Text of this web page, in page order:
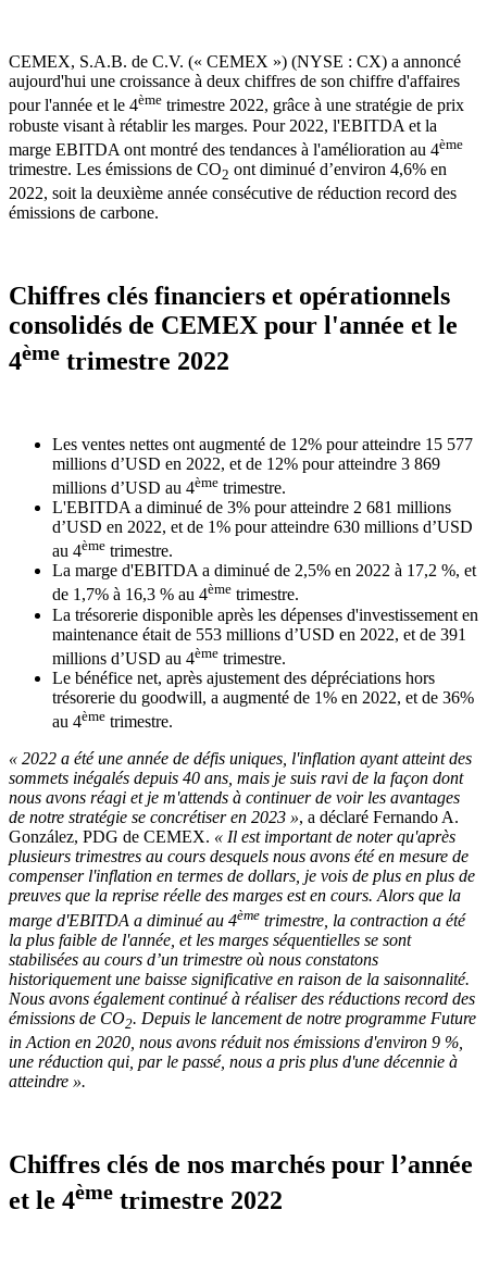
CEMEX, S.A.B. de C.V. (« CEMEX ») (NYSE : CX) a annoncé
aujourd'hui une croissance à deux chiffres de son chiffre d'affaires
pour l'année et le 4ème trimestre 2022, grâce à une stratégie de prix
robuste visant à rétablir les marges. Pour 2022, l'EBITDA et la
marge EBITDA ont montré des tendances à l'amélioration au 4ème
trimestre. Les émissions de CO2 ont diminué d’environ 4,6% en
2022, soit la deuxième année consécutive de réduction record des
émissions de carbone.
Chiffres clés financiers et opérationnels
consolidés de CEMEX pour l'année et le
4ème trimestre 2022
Les ventes nettes ont augmenté de 12% pour atteindre 15 577
millions d’USD en 2022, et de 12% pour atteindre 3 869
millions d’USD au 4ème trimestre.
L'EBITDA a diminué de 3% pour atteindre 2 681 millions
d’USD en 2022, et de 1% pour atteindre 630 millions d’USD
au 4ème trimestre.
La marge d'EBITDA a diminué de 2,5% en 2022 à 17,2 %, et
de 1,7% à 16,3 % au 4ème trimestre.
La trésorerie disponible après les dépenses d'investissement en
maintenance était de 553 millions d’USD en 2022, et de 391
millions d’USD au 4ème trimestre.
Le bénéfice net, après ajustement des dépréciations hors
trésorerie du goodwill, a augmenté de 1% en 2022, et de 36%
au 4ème trimestre.
« 2022 a été une année de défis uniques, l'inflation ayant atteint des
sommets inégalés depuis 40 ans, mais je suis ravi de la façon dont
nous avons réagi et je m'attends à continuer de voir les avantages
de notre stratégie se concrétiser en 2023 », a déclaré Fernando A.
González, PDG de CEMEX. « Il est important de noter qu'après
plusieurs trimestres au cours desquels nous avons été en mesure de
compenser l'inflation en termes de dollars, je vois de plus en plus de
preuves que la reprise réelle des marges est en cours. Alors que la
marge d'EBITDA a diminué au 4ème trimestre, la contraction a été
la plus faible de l'année, et les marges séquentielles se sont
stabilisées au cours d’un trimestre où nous constatons
historiquement une baisse significative en raison de la saisonnalité.
Nous avons également continué à réaliser des réductions record des
émissions de CO2. Depuis le lancement de notre programme Future
in Action en 2020, nous avons réduit nos émissions d'environ 9 %,
une réduction qui, par le passé, nous a pris plus d'une décennie à
atteindre ».
Chiffres clés de nos marchés pour l’année
et le 4ème trimestre 2022